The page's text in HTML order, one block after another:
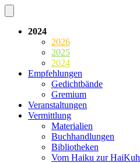
2024
2026
2025
2024
Empfehlungen
Gedichtbände
Gremium
Veranstaltungen
Vermittlung
Materialien
Buchhandlungen
Bibliotheken
Vom Haiku zur HaiKuh